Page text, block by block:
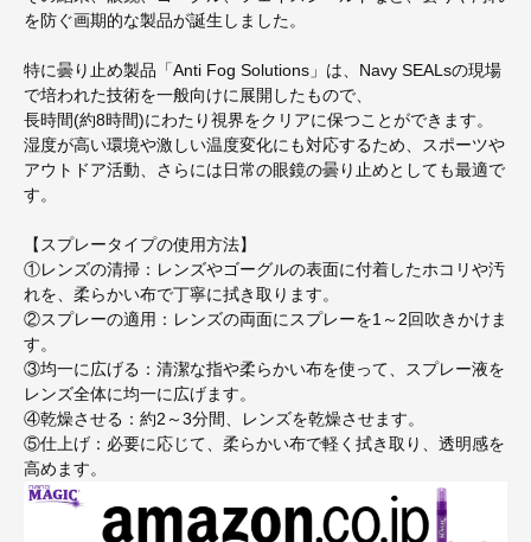
を防ぐ画期的な製品が誕生しました。
特に曇り止め製品「Anti Fog Solutions」は、Navy SEALsの現場
で培われた技術を一般向けに展開したもので、
長時間(約8時間)にわたり視界をクリアに保つことができます。
湿度が高い環境や激しい温度変化にも対応するため、スポーツや
アウトドア活動、さらには日常の眼鏡の曇り止めとしても最適で
す。
【スプレータイプの使用方法】
①レンズの清掃：レンズやゴーグルの表面に付着したホコリや汚
れを、柔らかい布で丁寧に拭き取ります。
②スプレーの適用：レンズの両面にスプレーを1～2回吹きかけま
す。
③均一に広げる：清潔な指や柔らかい布を使って、スプレー液を
レンズ全体に均一に広げます。
④乾燥させる：約2～3分間、レンズを乾燥させます。
⑤仕上げ：必要に応じて、柔らかい布で軽く拭き取り、透明感を
高めます。